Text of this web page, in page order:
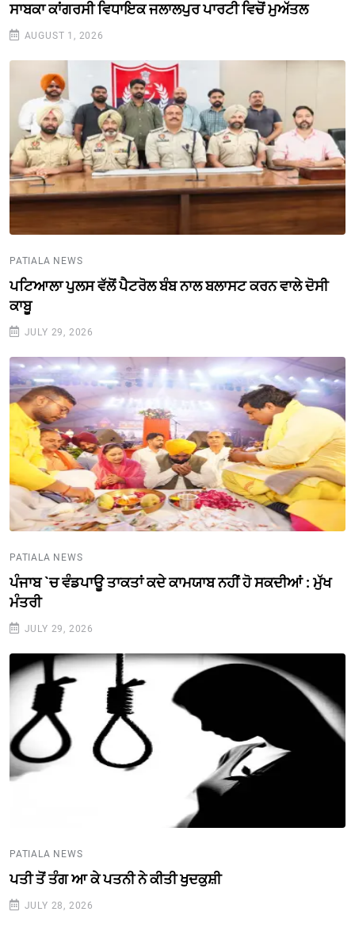
ਸਾਬਕਾ ਕਾਂਗਰਸੀ ਵਿਧਾਇਕ ਜਲਾਲਪੁਰ ਪਾਰਟੀ ਵਿਚੋਂ ਮੁਅੱਤਲ
AUGUST 1, 2026
PATIALA NEWS
ਪਟਿਆਲਾ ਪੁਲਸ ਵੱਲੋਂ ਪੈਟਰੋਲ ਬੰਬ ਨਾਲ ਬਲਾਸਟ ਕਰਨ ਵਾਲੇ ਦੋਸੀ
ਕਾਬੂ
JULY 29, 2026
PATIALA NEWS
ਪੰਜਾਬ `ਚ ਵੰਡਪਾਊ ਤਾਕਤਾਂ ਕਦੇ ਕਾਮਯਾਬ ਨਹੀਂ ਹੋ ਸਕਦੀਆਂ : ਮੁੱਖ
ਮੰਤਰੀ
JULY 29, 2026
PATIALA NEWS
ਪਤੀ ਤੋਂ ਤੰਗ ਆ ਕੇ ਪਤਨੀ ਨੇ ਕੀਤੀ ਖੁਦਕੁਸ਼ੀ
JULY 28, 2026